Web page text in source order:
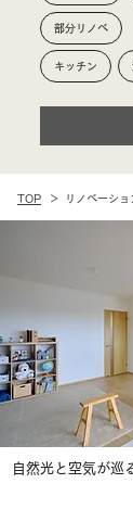
部分リノベ
キッチン
​TOP ​＞ リノベーショ
フルリノベ
自然光と空気が巡